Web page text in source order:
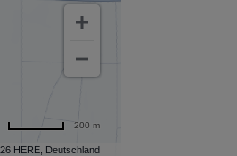
HERE, Deutschland
200 m